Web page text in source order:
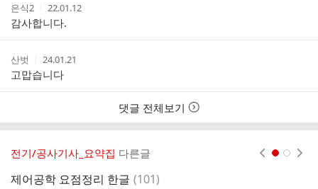
작
성
자
은식2
작
성
시
간
22.01.12
감사합니다.
작
성
자
산벗
작
성
시
간
24.01.21
고맙습니다
댓글 전체보기
전기/공사기사_요약집 다른글
제어공학 요점정리 한글 댓
(101)